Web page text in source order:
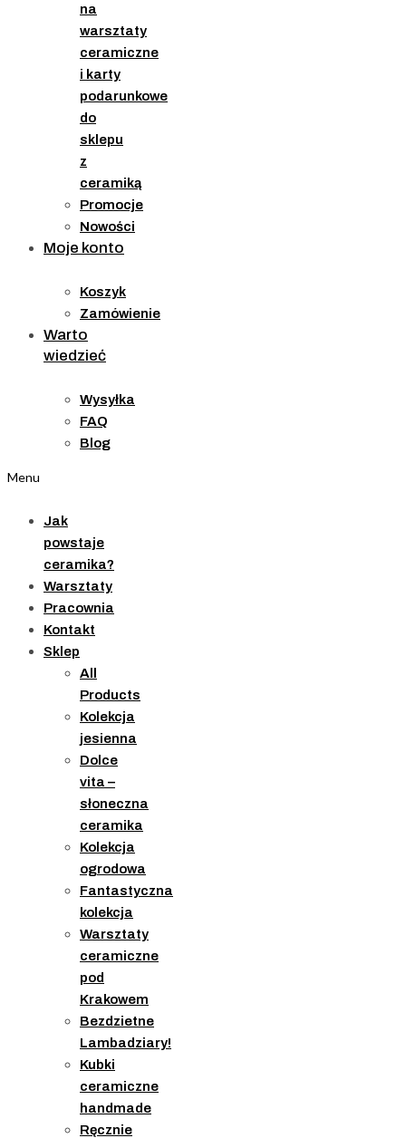
na
warsztaty
ceramiczne
i karty
podarunkowe
do
sklepu
z
ceramiką
Promocje
Nowości
Moje konto
Koszyk
Zamówienie
Warto
wiedzieć
Wysyłka
FAQ
Blog
Menu
Jak
powstaje
ceramika?
Warsztaty
Pracownia
Kontakt
Sklep
All
Products
Kolekcja
jesienna
Dolce
vita –
słoneczna
ceramika
Kolekcja
ogrodowa
Fantastyczna
kolekcja
Warsztaty
ceramiczne
pod
Krakowem
Bezdzietne
Lambadziary!
Kubki
ceramiczne
handmade
Ręcznie